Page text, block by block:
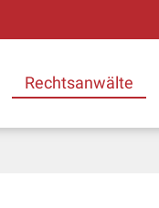
Rechtsanwälte